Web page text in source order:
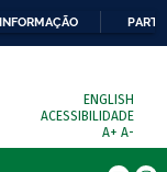
ENGLISH
ACESSIBILIDADE
A+ A-